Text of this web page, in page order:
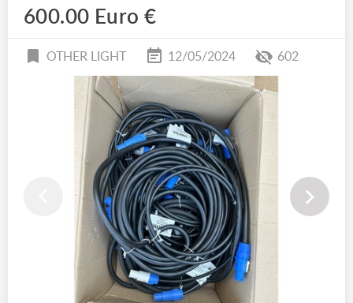
600.00 Euro €
OTHER LIGHT 12/05/2024 602